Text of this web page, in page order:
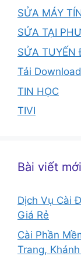
SỬA MÁY
SỬA TẠI
SỬA TUYẾN
Tải
TIN HỌC
TIVI
Bài viết mới
Dịch Vụ Cài
Giá Rẻ
Cài Phần
Trang,